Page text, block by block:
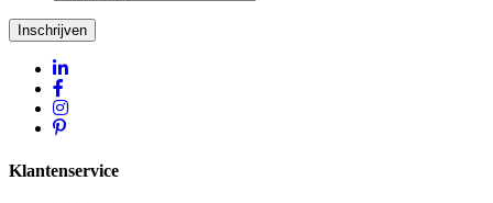
Inschrijven
Klantenservice